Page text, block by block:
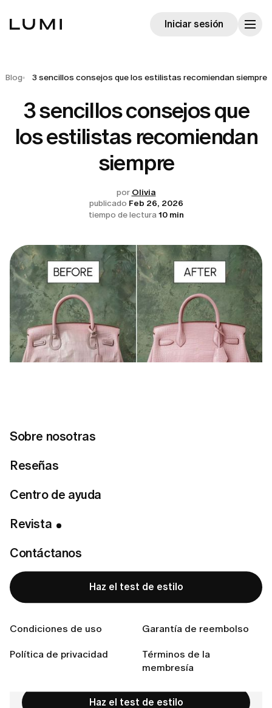
Sobre nosotras
Reseñas
Centro de ayuda
Revista
Contáctanos
Haz el test de estilo
Condiciones de uso Garantía de reembolso
Política de privacidad
Términos de la
membresía
Iniciar sesión
Blog 3 sencillos consejos que los estilistas recomiendan siempre
3 sencillos consejos que
los estilistas recomiendan
siempre
por Olivia
publicado Feb 26, 2026
tiempo de lectura 10 min
Tabla de Contenidos
Consejo 1: Alisa las arrugas
Consejo 3: Revisa tus zapatos y tu bolso
Conclusión:
¿Lista para encontrar tu estilo perfecto?
Haz el test de estilo